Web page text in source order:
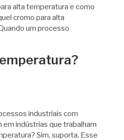
alta temperatura e como
cromo para alta
um processo
industriais com
indústrias que trabalham
Sim, suporta. Esse